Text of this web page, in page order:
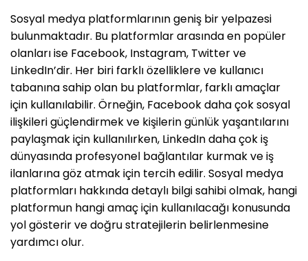
Sosyal medya platformlarının geniş bir yelpazesi
bulunmaktadır. Bu platformlar arasında en popüler
olanları ise Facebook, Instagram, Twitter ve
LinkedIn’dir. Her biri farklı özelliklere ve kullanıcı
tabanına sahip olan bu platformlar, farklı amaçlar
için kullanılabilir. Örneğin, Facebook daha çok sosyal
ilişkileri güçlendirmek ve kişilerin günlük yaşantılarını
paylaşmak için kullanılırken, LinkedIn daha çok iş
dünyasında profesyonel bağlantılar kurmak ve iş
ilanlarına göz atmak için tercih edilir. Sosyal medya
platformları hakkında detaylı bilgi sahibi olmak, hangi
platformun hangi amaç için kullanılacağı konusunda
yol gösterir ve doğru stratejilerin belirlenmesine
yardımcı olur.